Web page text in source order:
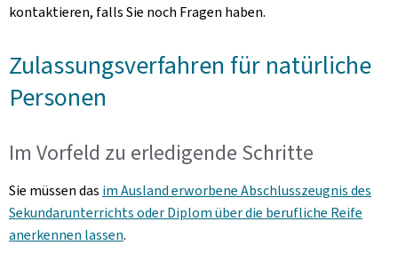
kontaktieren, falls Sie noch Fragen haben.
Zulassungsverfahren für natürliche
Personen
Im Vorfeld zu erledigende Schritte
Sie müssen das im Ausland erworbene Abschlusszeugnis des
Sekundarunterrichts oder Diplom über die berufliche Reife
anerkennen lassen.